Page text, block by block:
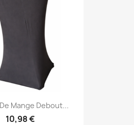
Mange Debout...
10,98 €